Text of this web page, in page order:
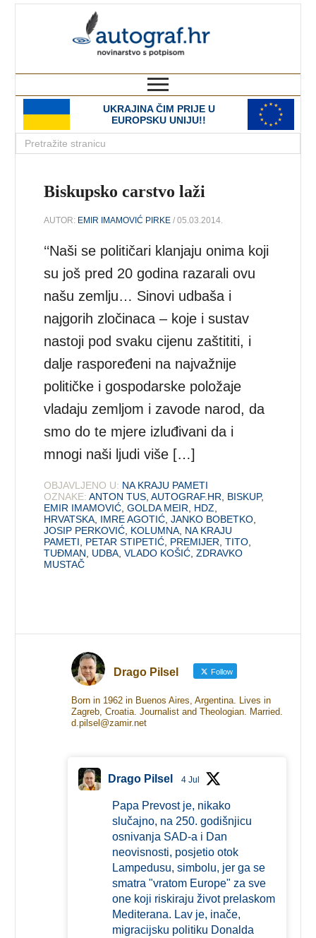
UKRAJINA ČIM PRIJE U
EUROPSKU UNIJU!!
Biskupsko carstvo laži
AUTOR: EMIR IMAMOVIĆ PIRKE / 05.03.2014.
‘‘Naši se političari klanjaju onima koji
su još pred 20 godina razarali ovu
našu zemlju… Sinovi udbaša i
najgorih zločinaca – koje i sustav
nastoji pod svaku cijenu zaštititi, i
dalje raspoređeni na najvažnije
političke i gospodarske položaje
vladaju zemljom i zavode narod, da
smo do te mjere izluđivani da i
mnogi naši ljudi više […]
OBJAVLJENO U: NA KRAJU PAMETI
OZNAKE: ANTON TUS ,AUTOGRAF.HR BISKUP,
EMIR IMAMOVIĆ ,GOLDA MEIR HDZ
HRVATSKA IMRE AGOTIĆ ,JANKO BOBETKO
JOSIP PERKOVIĆ KOLUMNA NA KRAJU
PAMETI
PETAR STIPETIĆ PREMIJER ,TITO
TUĐMAN
UDBA ,VLADO KOŠIĆ ,ZDRAVKO
MUSTAČ
Drago Pilsel Follow
Born in 1962 in Buenos Aires, Argentina. Lives in
Zagreb, Croatia. Journalist and Theologian. Married.
d.pilsel@zamir.net
Drago Pilsel 4 Jul
Papa Prevost je, nikako
slučajno, na 250. godišnjicu
osnivanja SAD-a i Dan
neovisnosti, posjetio otok
Lampedusu, simbolu, jer ga se
smatra "vratom Europe" za sve
one koji riskiraju život prelaskom
Mediterana. Lav je, inače,
migracijsku politiku Donalda